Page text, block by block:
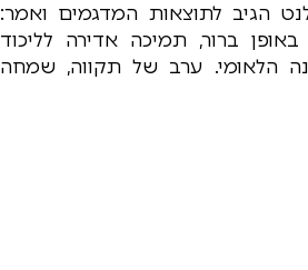
הגיב לתוצאות המדגמים ואמר:
ברור, תמיכה אדירה לליכוד
הלאומי. ערב של תקווה, שמחה